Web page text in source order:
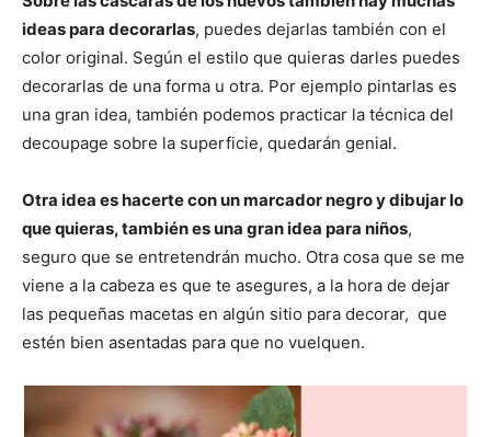
ideas para decorarlas, puedes dejarlas también con el
color original. Según el estilo que quieras darles puedes
decorarlas de una forma u otra. Por ejemplo pintarlas es
una gran idea, también podemos practicar la técnica del
decoupage sobre la superficie, quedarán genial.
Otra idea es hacerte con un marcador negro y dibujar lo
que quieras, también es una gran idea para niños,
seguro que se entretendrán mucho. Otra cosa que se me
viene a la cabeza es que te asegures, a la hora de dejar
las pequeñas macetas en algún sitio para decorar, que
estén bien asentadas para que no vuelquen.